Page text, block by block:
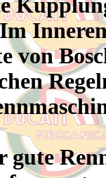
von
gute